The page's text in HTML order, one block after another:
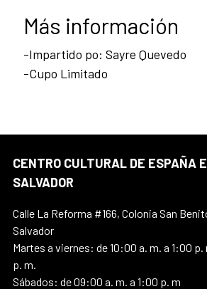
Más información
-Impartido po: Sayre Quevedo
-Cupo Limitado
CENTRO CULTURAL DE ESPAÑA
SALVADOR
Calle La Reforma #166, Colonia San
Salvador
Martes a viernes: de 10:00 a. m. a 1:00
p. m.
Sábados: de 09:00 a. m. a 1:00 p. m